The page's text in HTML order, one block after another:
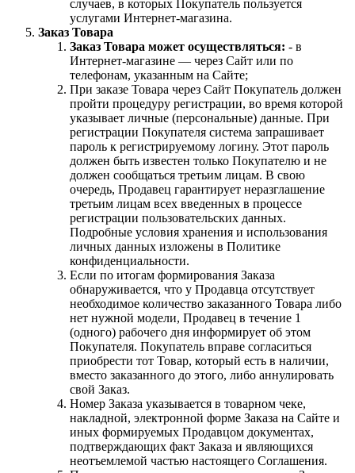
случаев, в которых Покупатель пользуется
услугами Интернет-магазина.
Заказ Товара
Заказ Товара может осуществляться: - в
Интернет-магазине — через Сайт или по
телефонам, указанным на Сайте;
При заказе Товара через Сайт Покупатель должен
пройти процедуру регистрации, во время которой
указывает личные (персональные) данные. При
регистрации Покупателя система запрашивает
пароль к регистрируемому логину. Этот пароль
должен быть известен только Покупателю и не
должен сообщаться третьим лицам. В свою
очередь, Продавец гарантирует неразглашение
третьим лицам всех введенных в процессе
регистрации пользовательских данных.
Подробные условия хранения и использования
личных данных изложены в Политике
конфиденциальности.
Если по итогам формирования Заказа
обнаруживается, что у Продавца отсутствует
необходимое количество заказанного Товара либо
нет нужной модели, Продавец в течение 1
(одного) рабочего дня информирует об этом
Покупателя. Покупатель вправе согласиться
приобрести тот Товар, который есть в наличии,
вместо заказанного до этого, либо аннулировать
свой Заказ.
Номер Заказа указывается в товарном чеке,
накладной, электронной форме Заказа на Сайте и
иных формируемых Продавцом документах,
подтверждающих факт Заказа и являющихся
неотъемлемой частью настоящего Соглашения.